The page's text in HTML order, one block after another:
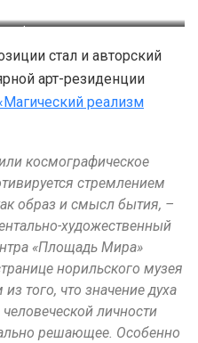
Фрагмент картины Бориса
Молчанова из коллекции
Музея Норильска. Фото: Алена
Ротенберг
стал и авторский
арт-резиденции
реализм
космографическое
стремлением
образ и смысл бытия, –
художественный
«Площадь Мира»
норильского музея
того, что значение духа
личности
решающее. Особенно